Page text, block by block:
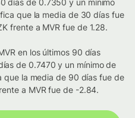
días de 0.7350 y un mínimo
que la media de 30 días fue
frente a MVR fue de 1.28.
en los últimos 90 días
de 0.7470 y un mínimo de
que la media de 90 días fue de
a MVR fue de -2.84.